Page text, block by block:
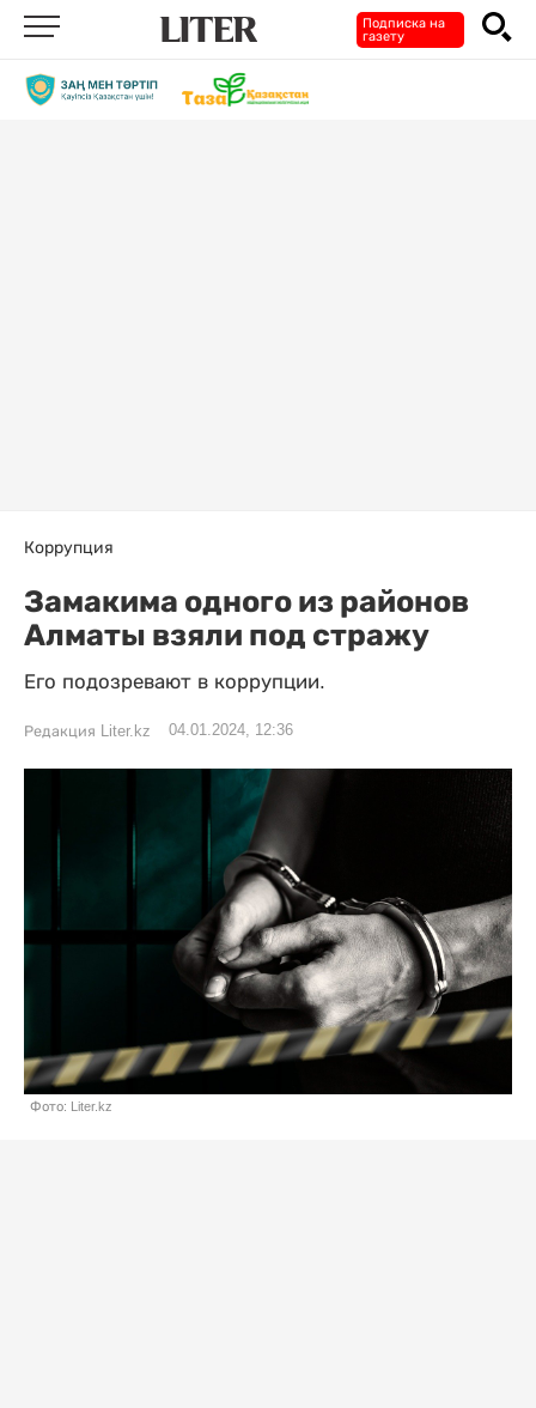
Подписка на
газету
Коррупция
Замакима одного из районов
Алматы взяли под стражу
Его подозревают в коррупции.
Редакция Liter.kz 04.01.2024, 12:36
Фото: Liter.kz